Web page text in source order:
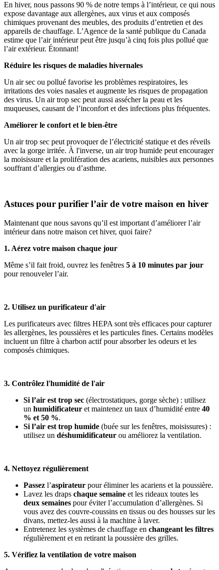
En hiver, nous passons 90 % de notre temps à l’intérieur, ce qui nous
expose davantage aux allergènes, aux virus et aux composés
chimiques provenant des meubles, des produits d’entretien et des
appareils de chauffage. L’Agence de la santé publique du Canada
estime que l’air intérieur peut être jusqu’à cinq fois plus pollué que
l’air extérieur. Étonnant!
Réduire les risques de maladies hivernales
Un air sec ou pollué favorise les problèmes respiratoires, les
irritations des voies nasales et augmente les risques de propagation
des virus. Un air trop sec peut aussi assécher la peau et les
muqueuses, causant de l’inconfort et des infections plus fréquentes.
Améliorer le confort et le bien-être
Un air trop sec peut provoquer de l’électricité statique et des réveils
avec la gorge irritée. À l'inverse, un air trop humide peut encourager
la moisissure et la prolifération des acariens, nuisibles aux personnes
souffrant d’allergies ou d’asthme.
Astuces pour purifier l’air de votre maison en hiver
Maintenant que nous savons qu’il est important d’améliorer l’air
intérieur dans notre maison cet hiver, quoi faire?
1. Aérez votre maison chaque jour
Même s’il fait froid, ouvrez les fenêtres 5 à 10 minutes par jour
pour renouveler l’air.
2. Utilisez un purificateur d'air
Les purificateurs avec filtres HEPA sont très efficaces pour capturer
les allergènes, les poussières et les particules fines. Certains modèles
incluent un filtre à charbon actif pour absorber les odeurs et les
composés chimiques.
3. Contrôlez l'humidité de l'air
Si l’air est trop sec (électrostatiques, gorge sèche) : utilisez
un humidificateur et maintenez un taux d’humidité entre 40
% et 50 %.
Si l’air est trop humide (buée sur les fenêtres, moisissures) :
utilisez un déshumidificateur ou améliorez la ventilation.
4. Nettoyez régulièrement
Passez l’aspirateur pour éliminer les acariens et la poussière.
Lavez les draps chaque semaine et les rideaux toutes les
deux semaines pour éviter l’accumulation d’allergènes. Si
vous avez des couvre-coussins en tissus ou des housses sur les
divans, mettez-les aussi à la machine à laver.
Entretenez les systèmes de chauffage en changeant les filtres
régulièrement et en retirant la poussière des grilles.
5. Vérifiez la ventilation de votre maison